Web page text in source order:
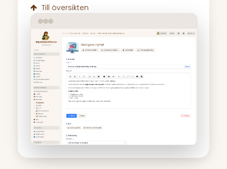
Till översikten